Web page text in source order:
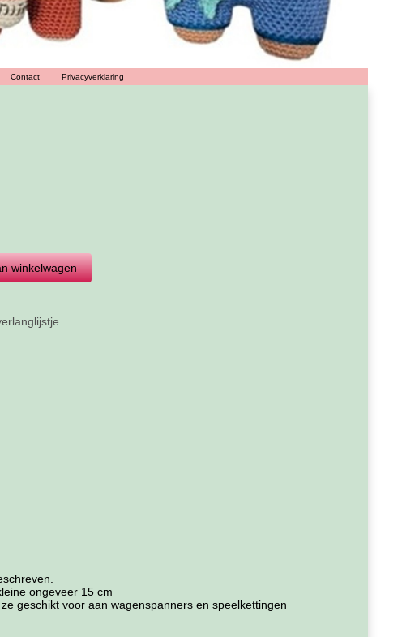
Contact Privacyverklaring
ongeveer 15 cm
geschikt voor aan wagenspanners en speelkettingen